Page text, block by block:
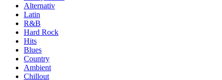
Alternativ
Latin
R&B
Hard Rock
Hits
Blues
Country
Ambient
Chillout